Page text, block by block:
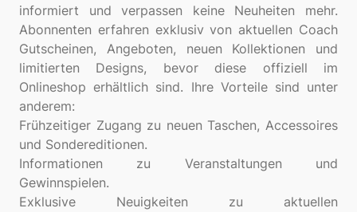
informiert und verpassen keine Neuheiten mehr.
Abonnenten erfahren exklusiv von aktuellen Coach
Gutscheinen, Angeboten, neuen Kollektionen und
limitierten Designs, bevor diese offiziell im
Onlineshop erhältlich sind. Ihre Vorteile sind unter
anderem:
Frühzeitiger Zugang zu neuen Taschen, Accessoires
und Sondereditionen.
Informationen zu Veranstaltungen und
Gewinnspielen.
Exklusive Neuigkeiten zu aktuellen